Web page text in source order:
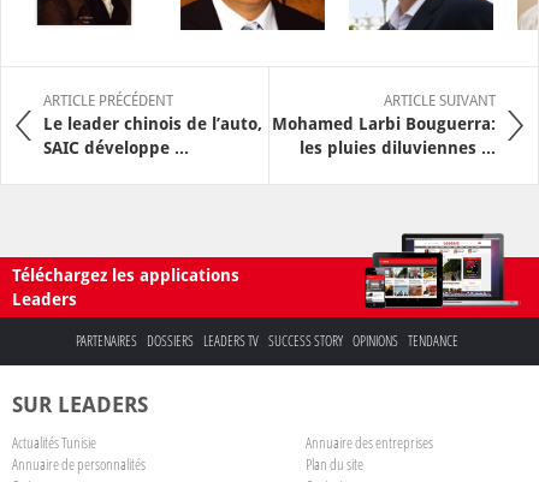
ARTICLE PRÉCÉDENT
Le leader chinois de l’auto,
SAIC développe ...
ARTICLE SUIVANT
Mohamed Larbi Bouguerra:
les pluies diluviennes ...
Téléchargez les applications
Leaders
PARTENAIRES DOSSIERS LEADERS TV SUCCESS STORY OPINIONS TENDANCE
SUR LEADERS
Actualités Tunisie
Annuaire des entreprises
Annuaire de personnalités
Plan du site